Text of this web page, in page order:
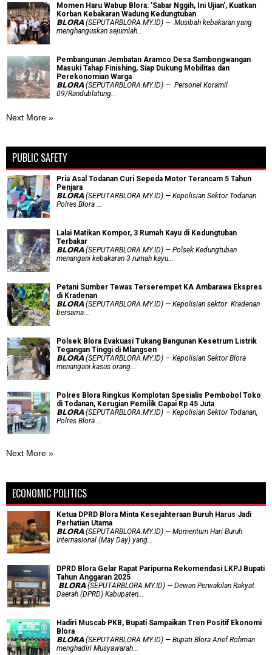
Momen Haru Wabup Blora: ​'Sabar Nggih, Ini Ujian', Kuatkan
Korban Kebakaran Wadung Kedungtuban
𝗕𝗟𝗢𝗥𝗔 (SEPUTARBLORA.MY.ID) — Musibah kebakaran yang
menghanguskan sejumlah...
Pembangunan Jembatan Aramco Desa Sambongwangan
Masuki Tahap Finishing, Siap Dukung Mobilitas dan
Perekonomian Warga
𝗕𝗟𝗢𝗥𝗔 (SEPUTARBLORA.MY.ID) — Personel Koramil
09/Randublatung...
Next More »
PUBLIC SAFETY
Pria Asal Todanan Curi Sepeda Motor Terancam 5 Tahun
Penjara
𝗕𝗟𝗢𝗥𝗔 (SEPUTARBLORA.MY.ID) — Kepolisian Sektor Todanan
Polres Blora ...
Lalai Matikan Kompor, 3 Rumah Kayu di Kedungtuban
Terbakar
𝗕𝗟𝗢𝗥𝗔 (SEPUTARBLORA.MY.ID) — Polsek Kedungtuban
menangani kebakaran 3 rumah kayu...
Petani Sumber Tewas Terserempet KA Ambarawa Ekspres
di Kradenan
𝗕𝗟𝗢𝗥𝗔 (SEPUTARBLORA.MY.ID) — Kepolisian sektor Kradenan
bersama...
Polsek Blora Evakuasi Tukang Bangunan Kesetrum Listrik
Tegangan Tinggi di Mlangsen
𝗕𝗟𝗢𝗥𝗔 (SEPUTARBLORA.MY.ID) — Kepolisian Sektor Blora
menangani kasus orang...
Polres Blora Ringkus Komplotan Spesialis Pembobol Toko
di Todanan, Kerugian Pemilik Capai Rp 45 Juta
𝗕𝗟𝗢𝗥𝗔 (SEPUTARBLORA.MY.ID) — Kepolisian Sektor Todanan,
Polres Blora ...
Next More »
ECONOMIC POLITICS
Ketua DPRD Blora Minta Kesejahteraan Buruh Harus Jadi
Perhatian Utama
​𝗕𝗟𝗢𝗥𝗔 (SEPUTARBLORA.MY.ID) — Momentum Hari Buruh
Internasional (May Day) yang...
DPRD Blora Gelar Rapat Paripurna Rekomendasi LKPJ Bupati
Tahun Anggaran 2025
‎ 𝗕𝗟𝗢𝗥𝗔 (SEPUTARBLORA.MY.ID) — Dewan Perwakilan Rakyat
Daerah (DPRD) Kabupaten...
Hadiri Muscab PKB, Bupati Sampaikan Tren Positif Ekonomi
Blora
𝗕𝗟𝗢𝗥𝗔 (SEPUTARBLORA.MY.ID) — Bupati Blora Arief Rohman
menghadiri Musyawarah...